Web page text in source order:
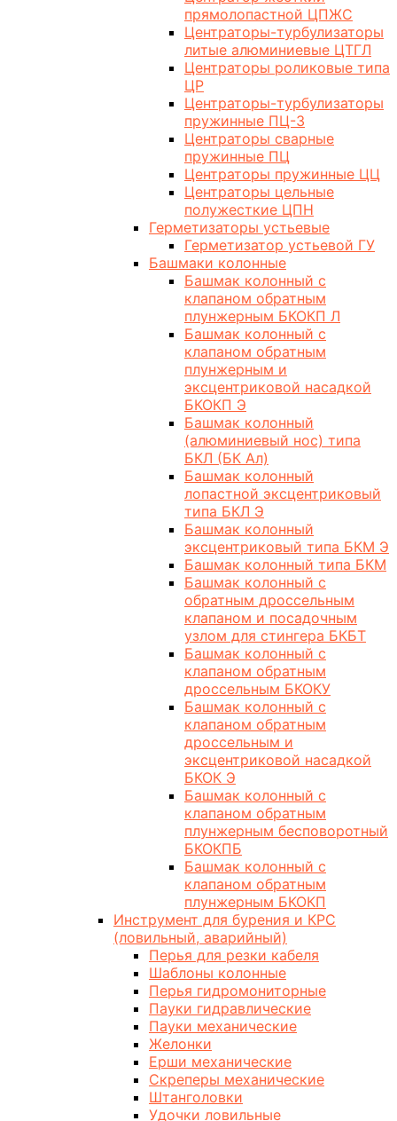
прямолопастной ЦПЖС
Центраторы-турбулизаторы
литые алюминиевые ЦТГЛ
Центраторы роликовые типа
ЦР
Центраторы-турбулизаторы
пружинные ПЦ-3
Центраторы сварные
пружинные ПЦ
Центраторы пружинные ЦЦ
Центраторы цельные
полужесткие ЦПН
Герметизаторы устьевые
Герметизатор устьевой ГУ
Башмаки колонные
Башмак колонный с
клапаном обратным
плунжерным БКОКП Л
Башмак колонный с
клапаном обратным
плунжерным и
эксцентриковой насадкой
БКОКП Э
Башмак колонный
(алюминиевый нос) типа
БКЛ (БК Ал)
Башмак колонный
лопастной эксцентриковый
типа БКЛ Э
Башмак колонный
эксцентриковый типа БКМ Э
Башмак колонный типа БКМ
Башмак колонный с
обратным дроссельным
клапаном и посадочным
узлом для стингера БКБТ
Башмак колонный с
клапаном обратным
дроссельным БКОКУ
Башмак колонный с
клапаном обратным
дроссельным и
эксцентриковой насадкой
БКОК Э
Башмак колонный с
клапаном обратным
плунжерным бесповоротный
БКОКПБ
Башмак колонный с
клапаном обратным
плунжерным БКОКП
Инструмент для бурения и КРС
(ловильный, аварийный)
Перья для резки кабеля
Шаблоны колонные
Перья гидромониторные
Пауки гидравлические
Пауки механические
Желонки
Ерши механические
Скреперы механические
Штанголовки
Удочки ловильные